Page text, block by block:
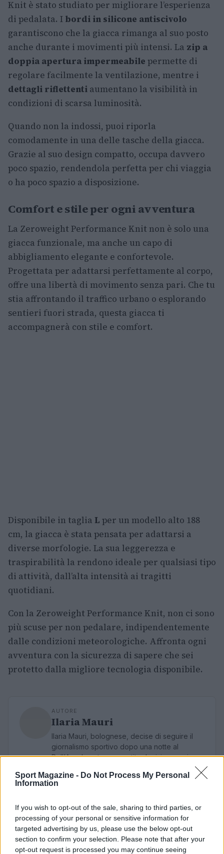
Sport Magazine - Do Not Process My Personal
Information
If you wish to opt-out of the sale, sharing to third parties, or
processing of your personal or sensitive information for
targeted advertising by us, please use the below opt-out
section to confirm your selection. Please note that after your
opt-out request is processed you may continue seeing
Knit è stato studiato per migliorare l’esperienza
di pedalata. I bordi in silicone antiscivolo
garantiscono che la giacca rimanga al suo posto
anche durante i movimenti più intensi. La zip a
doppia apertura impermeabile permette di
regolare facilmente la ventilazione, mentre i
dettagli riflettenti aumentano la visibilità in
condizioni di scarsa luminosità.
Quando non la indossi, puoi riporla
comodamente in una delle tasche della giacca.
Grazie al suo design compatto, occupa davvero
poco spazio, rendendola perfetta per chi viaggia
o ha poco spazio a disposizione.
Comfort e stile per ogni avventura
La Zeroweight Performance Knit non è solo una
giacca funzionale, ma anche un capo di
abbigliamento elegante e confortevole.
Progettata per adattarsi perfettamente al corpo,
offre una libertà di movimento senza pari. Che tu
stia affrontando il traffico urbano o esplorando
sentieri fuori strada, questa giacca ti
accompagnerà con stile e comfort.
Disponibile in taglia L per un modello alto 188
cm, la giacca è stata pensata per adattarsi a
diverse morfologie. La sua leggerezza e
traspirabilità la rendono ideale per qualsiasi tipo
di attività, dall’alta intensità ai tragitti
quotidiani.
Con la Zeroweight Performance Knit, non ci sono
più scuse per non pedalare, indipendentemente
dalle condizioni meteorologiche. Affronta ogni
avventura con la sicurezza di sapere che sei
protetto dalla migliore tecnologia disponibile.
AUTORE
Ilaria Mauri
Ilaria Mauri, bolognese, decise di seguire il
giornalismo sportivo dopo una notte al
Dall'Ara durante una partita decisiva: oggi
commenti. In redazione predilige reportage
sul campo e conserva il biglietto di quella